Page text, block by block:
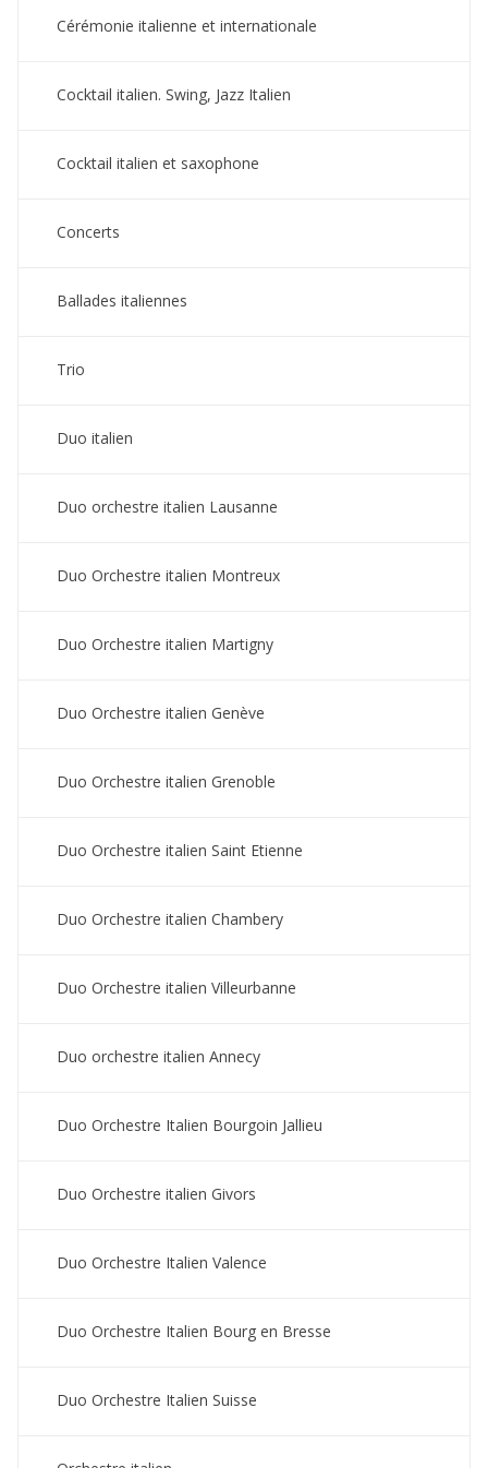
Cérémonie italienne et internationale
Cocktail italien. Swing, Jazz Italien
Cocktail italien et saxophone
Concerts
Ballades italiennes
Trio
Duo italien
Duo orchestre italien Lausanne
Duo Orchestre italien Montreux
Duo Orchestre italien Martigny
Duo Orchestre italien Genève
Duo Orchestre italien Grenoble
Duo Orchestre italien Saint Etienne
Duo Orchestre italien Chambery
Duo Orchestre italien Villeurbanne
Duo orchestre italien Annecy
Duo Orchestre Italien Bourgoin Jallieu
Duo Orchestre italien Givors
Duo Orchestre Italien Valence
Duo Orchestre Italien Bourg en Bresse
Duo Orchestre Italien Suisse